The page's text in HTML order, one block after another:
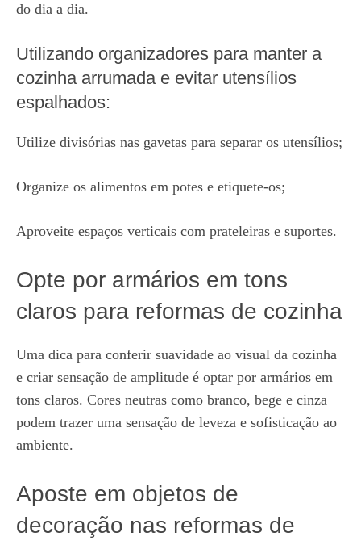
do dia a dia.
Utilizando organizadores para manter a
cozinha arrumada e evitar utensílios
espalhados:
Utilize divisórias nas gavetas para separar os utensílios;
Organize os alimentos em potes e etiquete-os;
Aproveite espaços verticais com prateleiras e suportes.
Opte por armários em tons
claros para reformas de cozinha
Uma dica para conferir suavidade ao visual da cozinha
e criar sensação de amplitude é optar por armários em
tons claros. Cores neutras como branco, bege e cinza
podem trazer uma sensação de leveza e sofisticação ao
ambiente.
Aposte em objetos de
decoração nas reformas de